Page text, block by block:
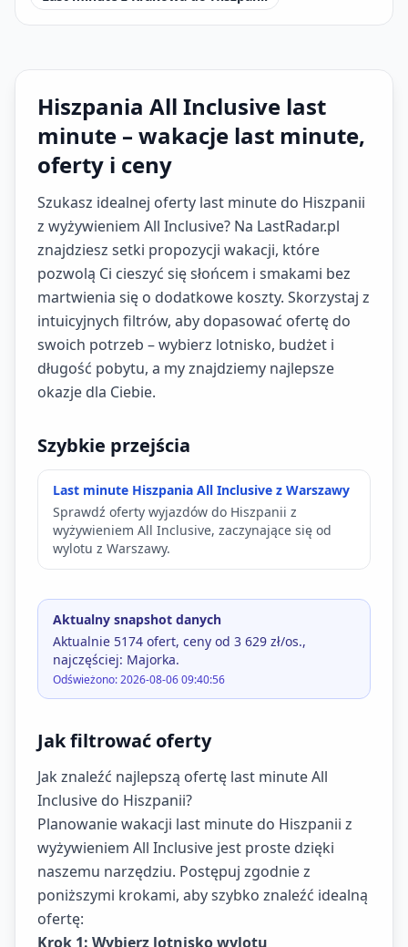
Hiszpania All Inclusive last
minute – wakacje last minute,
oferty i ceny
Szukasz idealnej oferty last minute do Hiszpanii
z wyżywieniem All Inclusive? Na LastRadar.pl
znajdziesz setki propozycji wakacji, które
pozwolą Ci cieszyć się słońcem i smakami bez
martwienia się o dodatkowe koszty. Skorzystaj z
intuicyjnych filtrów, aby dopasować ofertę do
swoich potrzeb – wybierz lotnisko, budżet i
długość pobytu, a my znajdziemy najlepsze
okazje dla Ciebie.
Szybkie przejścia
Last minute Hiszpania All Inclusive z Warszawy
Sprawdź oferty wyjazdów do Hiszpanii z
wyżywieniem All Inclusive, zaczynające się od
wylotu z Warszawy.
Aktualny snapshot danych
Aktualnie 5174 ofert, ceny od 3 629 zł/os.,
najczęściej: Majorka.
Odświeżono: 2026-08-06 09:40:56
Jak filtrować oferty
Jak znaleźć najlepszą ofertę last minute All
Inclusive do Hiszpanii?
Planowanie wakacji last minute do Hiszpanii z
wyżywieniem All Inclusive jest proste dzięki
naszemu narzędziu. Postępuj zgodnie z
poniższymi krokami, aby szybko znaleźć idealną
ofertę:
Krok 1: Wybierz lotnisko wylotu